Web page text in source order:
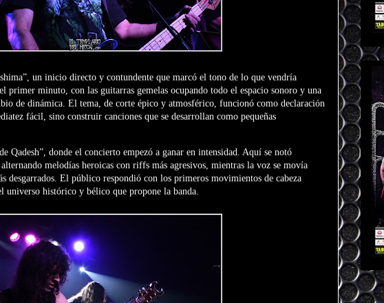
un inicio directo y contundente que marcó el tono de lo que vendría
primer minuto, con las guitarras gemelas ocupando todo el espacio sonoro y una
de dinámica. El tema, de corte épico y atmosférico, funcionó como declaración
fácil, sino construir canciones que se desarrollan como pequeñas
Qadesh”, donde el concierto empezó a ganar en intensidad. Aquí se notó
melodías heroicas con riffs más agresivos, mientras la voz se movía
desgarrados. El público respondió con los primeros movimientos de cabeza
universo histórico y bélico que propone la banda.